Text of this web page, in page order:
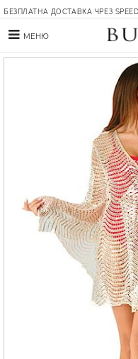
БЕЗПЛАТНА ДОСТАВКА ЧРЕЗ
МЕНЮ